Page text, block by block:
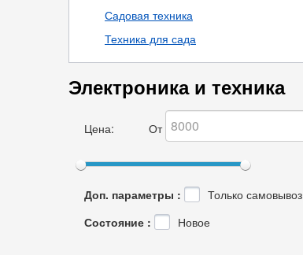
Садовая техника
Техника для сада
Электроника и техника
Цена: От
Доп. параметры :
Только самовывоз
Состояние :
Новое